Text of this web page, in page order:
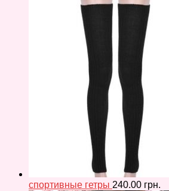
спортивные гетры 240.00 грн.